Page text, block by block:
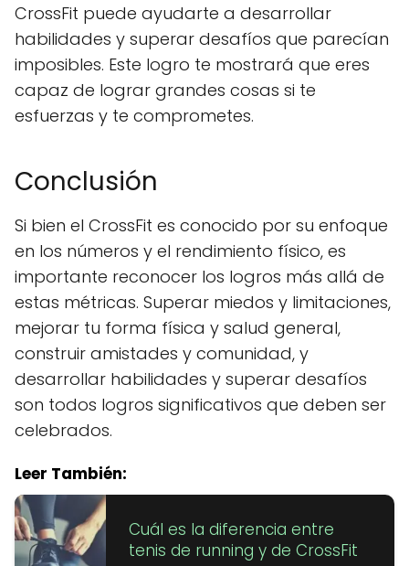
CrossFit puede ayudarte a desarrollar
habilidades y superar desafíos que parecían
imposibles. Este logro te mostrará que eres
capaz de lograr grandes cosas si te
esfuerzas y te comprometes.
Conclusión
Si bien el CrossFit es conocido por su enfoque
en los números y el rendimiento físico, es
importante reconocer los logros más allá de
estas métricas. Superar miedos y limitaciones,
mejorar tu forma física y salud general,
construir amistades y comunidad, y
desarrollar habilidades y superar desafíos
son todos logros significativos que deben ser
celebrados.
Leer También:
Cuál es la diferencia entre
tenis de running y de CrossFit